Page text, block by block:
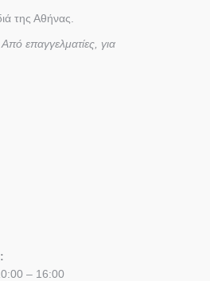
της Αθήνας.
επαγγελματίες, για
– 16:00